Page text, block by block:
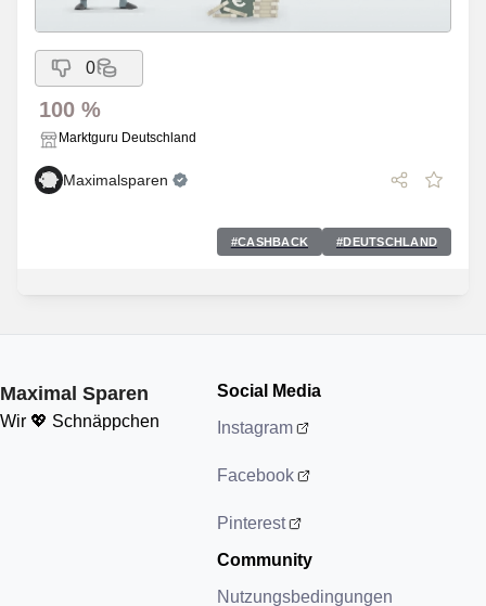
0
100 %
Marktguru Deutschland
Maximalsparen
#CASHBACK #DEUTSCHLAND
Maximal Sparen
Wir 💖 Schnäppchen
Social Media
Instagram
Facebook
Pinterest
Community
Nutzungsbedingungen